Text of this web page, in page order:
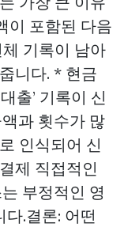
이 포함된 다음
기록이 남아
니다. * 현금
출’ 기록이 신
과 횟수가 많
인식되어 신
제 직접적인
부정적인 영
.결론: 어떤